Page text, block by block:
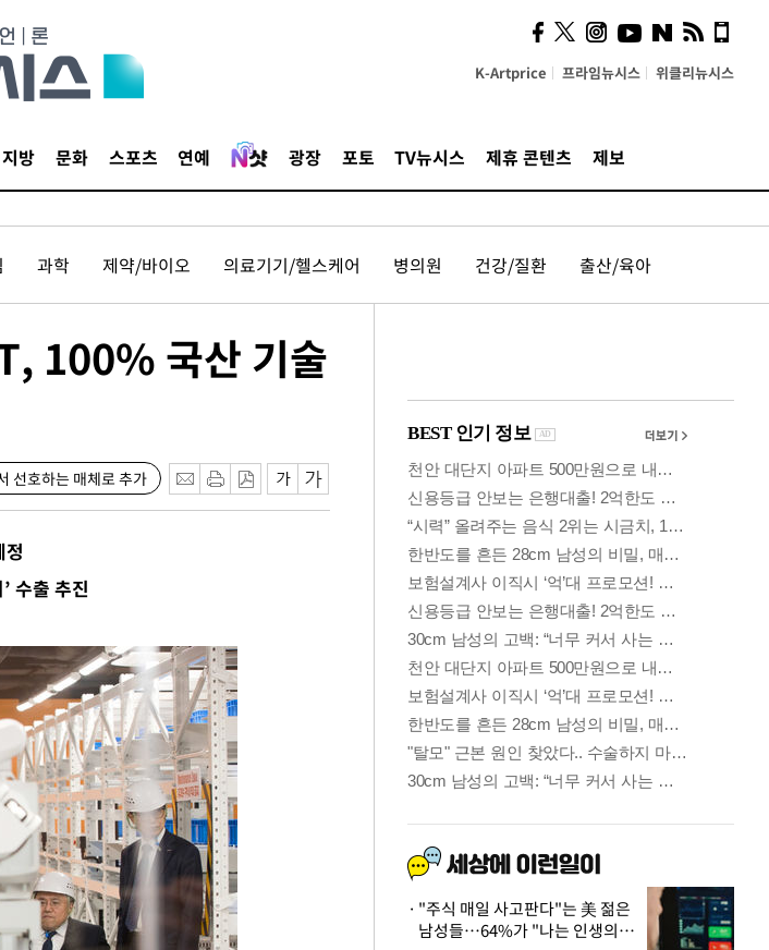
K-Artprice 프라임뉴시스 위클리뉴시스
지방 문화 스포츠 연예 광장 포토 TV뉴시스 제휴 콘텐츠 제보
과학 제약/바이오 의료기기/헬스케어 병의원 건강/질환 출산/육아
100% 국산 기술
선호하는 매체로 추가
수출 추진
시, 스마트폰 액세서리에
NFC 더했다
"주식 매일 사고판다"는 美 젊은
남성들…64%가 "나는 인생의